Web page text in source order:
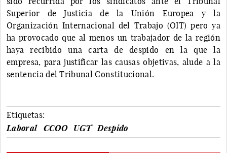
Superior de Justicia de la Unión Europea y la
Organización Internacional del Trabajo (OIT) pero ya
ha provocado que al menos un trabajador de la región
haya recibido una carta de despido en la que la
empresa, para justificar las causas objetivas, alude a la
sentencia del Tribunal Constitucional.
Etiquetas:
Laboral
CCOO UGT Despido